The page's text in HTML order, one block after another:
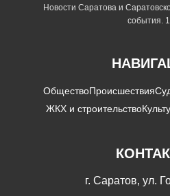
Новости Саратова и
события.
ОбществоПроисшествия
ЖКХ и строительство
г. Саратов, ул.